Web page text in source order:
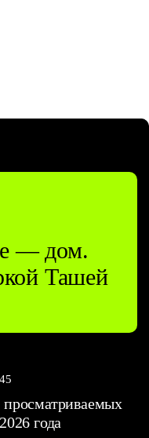
— дом.
Ташей
года